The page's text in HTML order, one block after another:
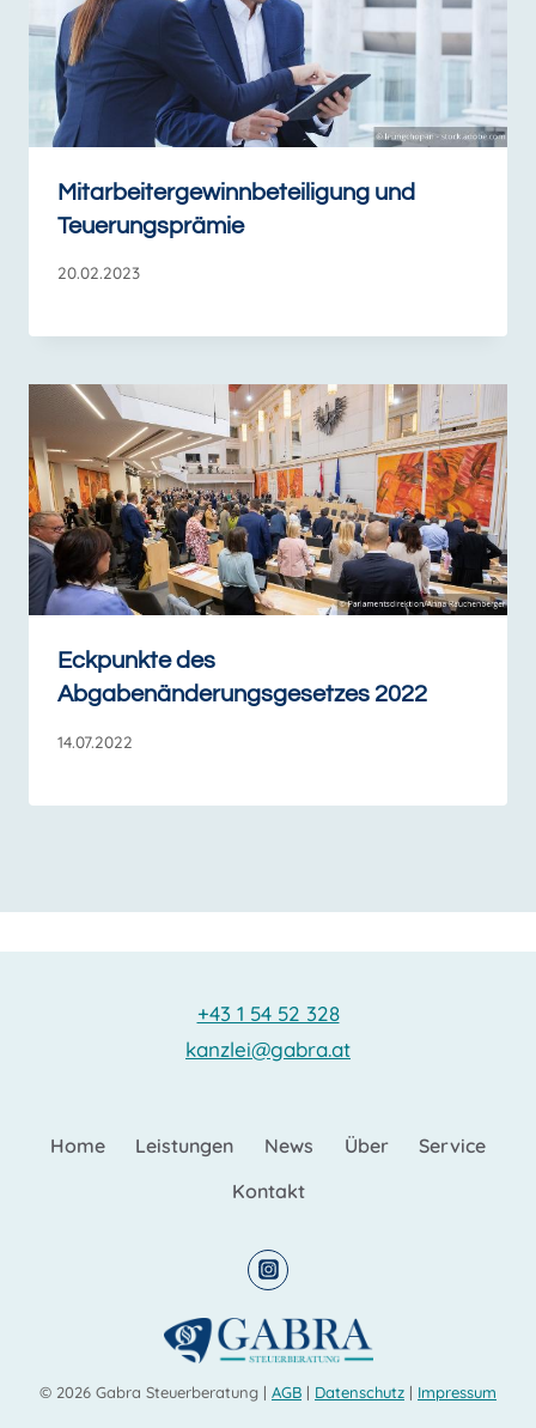
Mitarbeitergewinnbeteiligung und
Teuerungsprämie
20.02.2023
Eckpunkte des
Abgabenänderungsgesetzes 2022
14.07.2022
+43 1 54 52 328
kanzlei@gabra.at
Home Leistungen News Über
Service
Kontakt
© 2026 Gabra Steuerberatung | AGB | Datenschutz | Impressum